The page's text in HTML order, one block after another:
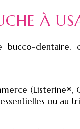
À
dentaire,
ou au